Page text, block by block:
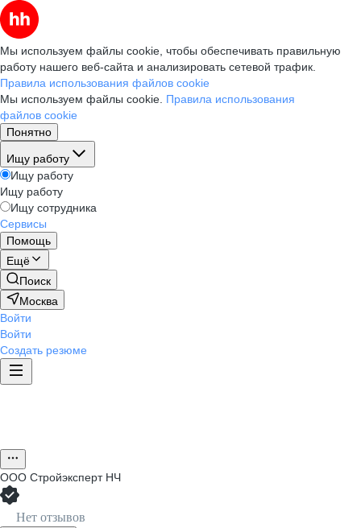
Мы используем файлы cookie, чтобы обеспечивать правильную
работу нашего веб-сайта и анализировать сетевой трафик.
Правила использования файлов cookie
Мы используем файлы cookie. Правила использования
файлов cookie
Понятно
Ищу работу
Ищу работу
Ищу работу
Ищу сотрудника
Сервисы
Помощь
Ещё
Поиск
Москва
Войти
Войти
Создать резюме
ООО Стройэксперт НЧ
Нет отзывов